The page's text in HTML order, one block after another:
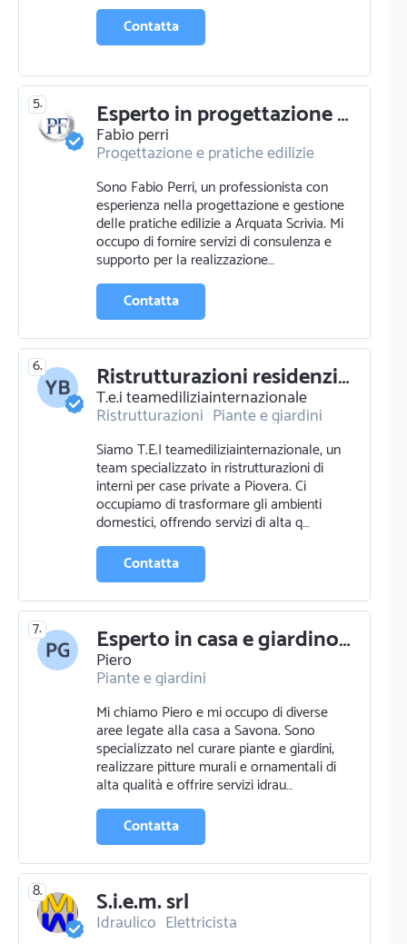
Contatta
5. Esperto in progettazione e pratiche edilizie a arquata scrivia
Fabio perri
Progettazione e pratiche edilizie
Ristrutturazioni
Sono Fabio Perri, un professionista con
esperienza nella progettazione e gestione
delle pratiche edilizie a Arquata Scrivia. Mi
occupo di fornire servizi di consulenza e
supporto per la realizzazione…
Contatta
6. Ristrutturazioni residenziali con t.e.i teamediliziainternazionale
T.e.i teamediliziainternazionale
Ristrutturazioni Piante e giardini
Pavimentazione e parquettista
Cemento e calcestruzzo
Disinfestazione Pulizie domestiche
Piscine Edilizia
Impermeabilizzazione Pulizie
Siamo T.E.I teamediliziainternazionale, un
team specializzato in ristrutturazioni di
interni per case private a Piovera. Ci
occupiamo di trasformare gli ambienti
domestici, offrendo servizi di alta q…
Contatta
7. Esperto in casa e giardino a savona - piero g.
Piero
Piante e giardini
Idraulico
Mi chiamo Piero e mi occupo di diverse
aree legate alla casa a Savona. Sono
specializzato nel curare piante e giardini,
realizzare pitture murali e ornamentali di
alta qualità e offrire servizi idrau…
Contatta
8. S.i.e.m. srl
Idraulico Elettricista